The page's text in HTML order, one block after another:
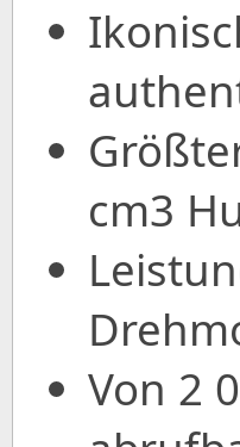
cm3
Von 2